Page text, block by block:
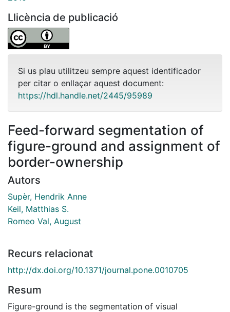
Llicència de publicació
Si us plau utilitzeu sempre aquest identificador
per citar o enllaçar aquest document:
https://hdl.handle.net/2445/95989
Feed-forward segmentation of
figure-ground and assignment of
border-ownership
Autors
Supèr, Hendrik Anne
Keil, Matthias S.
Romeo Val, August
Recurs relacionat
http://dx.doi.org/10.1371/journal.pone.0010705
Resum
Figure-ground is the segmentation of visual